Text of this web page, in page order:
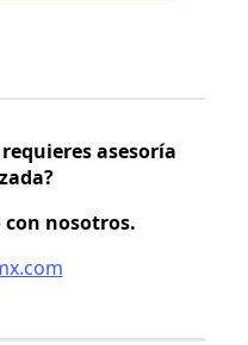
asesoría
nosotros.